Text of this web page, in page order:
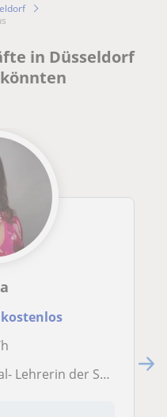
in Düsseldorf
Unterricht mit klarer Leistungsverbesserung